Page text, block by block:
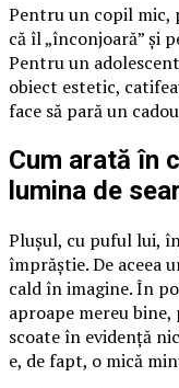
Pentru un copil mic,
că îl „înconjoară” și
Pentru un
obiect estetic,
face să pară un
Cum arată în
lumina de
Plușul, cu puful lui,
împrăștie. De aceea
cald în imagine. În
aproape mereu
scoate în evidență
e, de fapt, o mică